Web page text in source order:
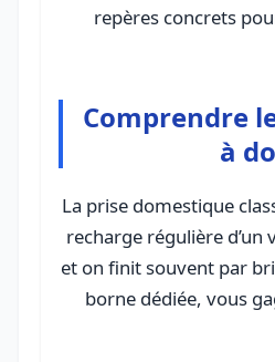
repères concrets
Comprendre
à
La prise domestique
recharge régulière
et on finit souvent par
borne dédiée, vous